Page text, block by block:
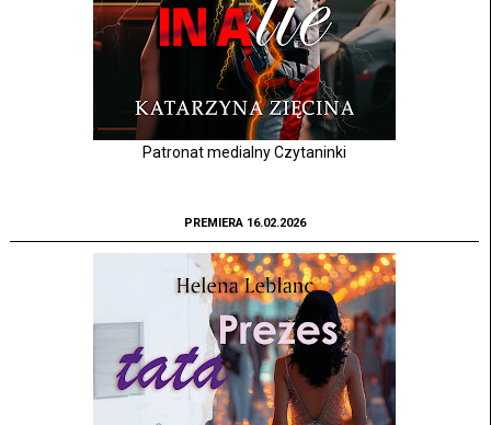
Patronat medialny Czytaninki
PREMIERA 16.02.2026